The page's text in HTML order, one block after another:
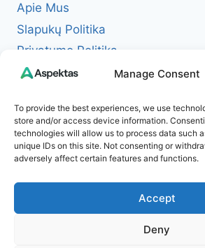
Manage Consent
To provide the best experiences, we use
store and/or access device information.
technologies will allow us to process data such
unique IDs on this site. Not consenting or
adversely affect certain features and functions.
Accept
Deny
Apie Mus
Slapukų Politika
Privatumo Politika
Redakcinė politika + Klaidų
Atsakomybės apribojimas
Naudojimosi taisyklės (Terms of
Kontaktai